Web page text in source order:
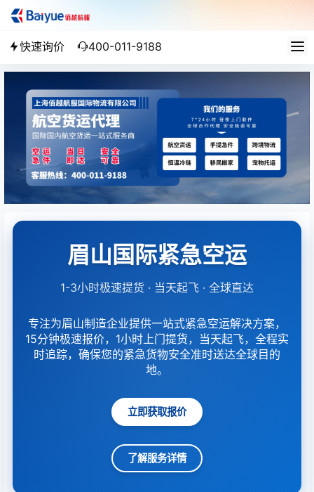
快速询价 400-011-9188
眉山国际紧急空运
1-3小时极速提货 · 当天起飞 · 全球直达
专注为眉山制造企业提供一站式紧急空运解决方案，
15分钟极速报价，1小时上门提货，当天起飞，全程实
时追踪，确保您的紧急货物安全准时送达全球目的
地。
立即获取报价
了解服务详情